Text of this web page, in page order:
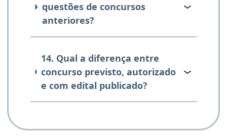
questões de concursos
anteriores?
14. Qual a diferença entre
concurso previsto, autorizado
e com edital publicado?